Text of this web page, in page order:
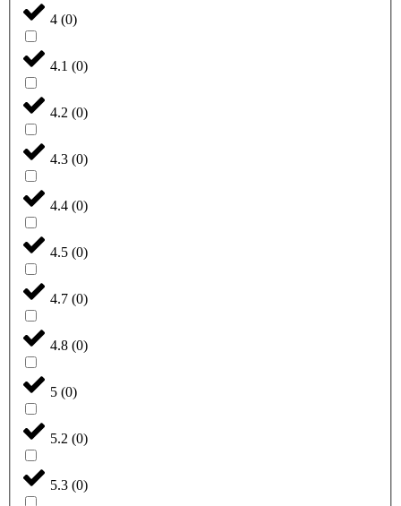
4 (0)
4.1 (0)
4.2 (0)
4.3 (0)
4.4 (0)
4.5 (0)
4.7 (0)
4.8 (0)
5 (0)
5.2 (0)
5.3 (0)